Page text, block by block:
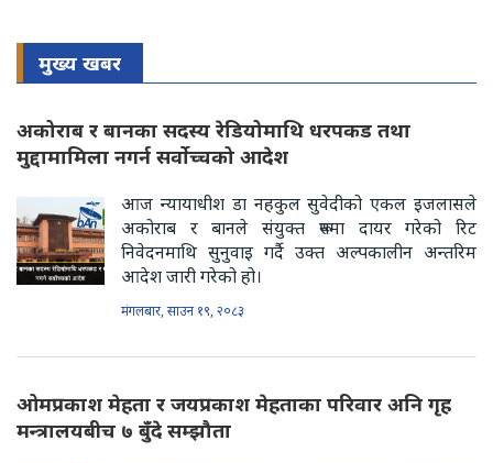
मुख्य खबर
अकोराब र बानका सदस्य रेडियोमाथि धरपकड तथा
मुद्दामामिला नगर्न सर्वोच्चको आदेश
आज न्यायाधीश डा नहकुल सुवेदीको एकल इजलासले
अकोराब र बानले संयुक्त रूपमा दायर गरेको रिट
निवेदनमाथि सुनुवाइ गर्दै उक्त अल्पकालीन अन्तरिम
आदेश जारी गरेको हो।
मंगलबार, साउन १९, २०८३
ओमप्रकाश मेहता र जयप्रकाश मेहताका परिवार अनि गृह
मन्त्रालयबीच ७ बुँदे सम्झौता